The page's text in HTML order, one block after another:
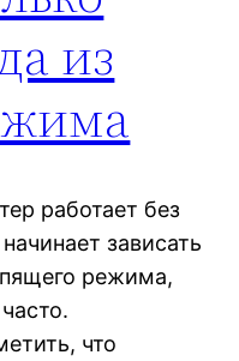
из
работает без
зависать
режима,
что